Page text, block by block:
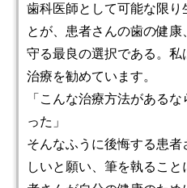
歯科医師として可能な限り
とが、患者さんの歯の健
守る最良の選択である。私
治療を勧めています。
「こんな治療方法がある
った」
そんなふうに後悔する患
しいと願い、筆を執るこ